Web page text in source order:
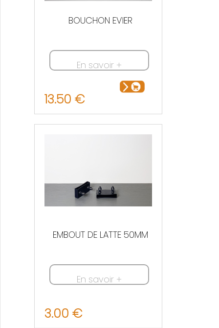
BOUCHON EVIER
En savoir +
13.50 €
EMBOUT DE LATTE 50MM
En savoir +
3.00 €